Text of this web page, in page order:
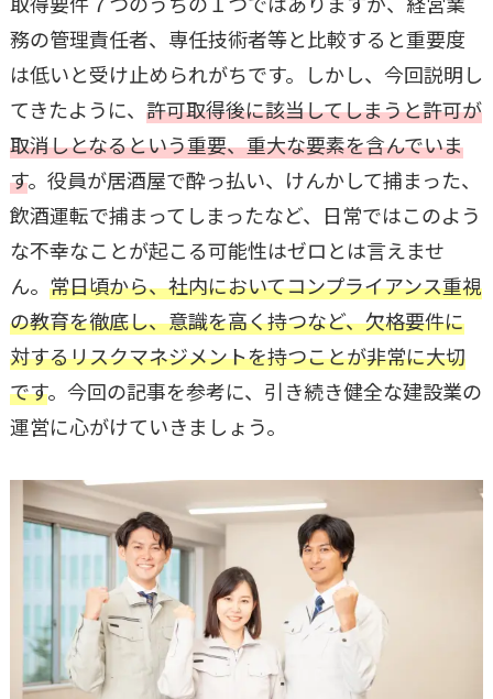
務の管理責任者、専任技術者等と比較すると重要度
は低いと受け止められがちです。しかし、今回説明し
てきたように、 許可取得後に該当してしまうと許可が
取消しとなるという重要、重大な要素を含んでいま
す。役員が居酒屋で酔っ払い、けんかして捕まった、
飲酒運転で捕まってしまったなど、日常ではこのよう
な不幸なことが起こる可能性はゼロとは言えませ
ん。 常日頃から、社内においてコンプライアンス重視
の教育を徹底し、意識を高く持つなど、欠格要件に
対するリスクマネジメントを持つことが非常に大切
です。今回の記事を参考に、引き続き健全な建設業の
運営に心がけていきましょう。